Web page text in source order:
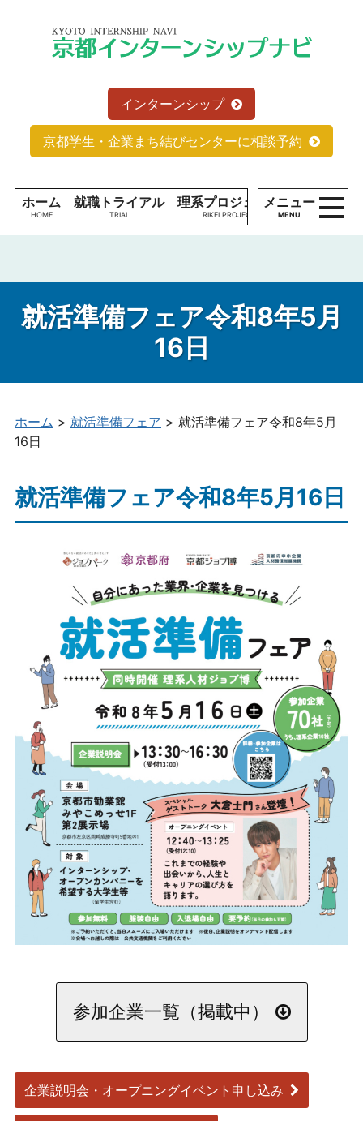
ナビゲーションへ
ホームへ
プ
ナ
ビ
生
の
の
ン
タ
ン
シ
ッ
インターンシップ
京都学生・企業まち結びセンターに相談予約
ホーム 就職トライアル 理系プロジェクト 学生の方へ
メニュー
MENU
理系プロジェクトとは
イベント情報
参画一覧（企業・大学・団体）
就活準備フェア令和8年5月
16日
ホーム > 就活準備フェア > 就活準備フェア令和8年5月
16日
就活準備フェア令和8年5月16日
参加企業一覧（掲載中）
企業説明会・オープニングイベント申し込み